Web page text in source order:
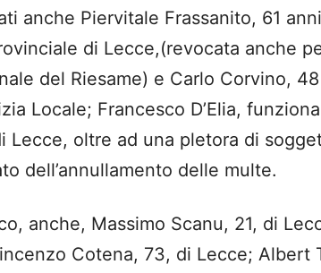
anche Piervitale Frassanito, 61
di Lecce,(revocata anche
del Riesame) e Carlo Corvino,
Locale; Francesco D’Elia,
Lecce, oltre ad una pletora di
dell’annullamento delle multe.
anche, Massimo Scanu, 21, di
Cotena, 73, di Lecce; Albert